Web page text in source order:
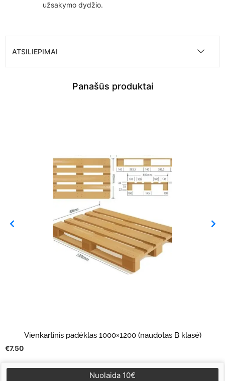
užsakymo dydžio.
ATSILIEPIMAI
Panašūs produktai
Vienkartinis padėklas 1000×1200 (naudotas B klasė)
€7.50
Nuolaida 10€